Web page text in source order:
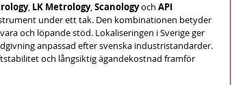
, LK Metrology, Scanology och API
under ett tak. Den kombinationen betyder
och löpande stöd. Lokaliseringen i Sverige ger
anpassad efter svenska industristandarder.
och långsiktig ägandekostnad framför